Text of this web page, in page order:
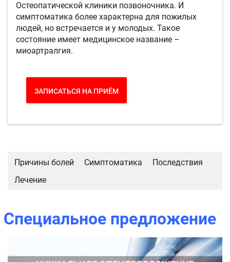
Остеопатической клиники позвоночника. И
симптоматика более характерна для пожилых
людей, но встречается и у молодых. Такое
состояние имеет медицинское название –
миоартралгия.
ЗАПИСАТЬСЯ НА ПРИЁМ
Причины болей Симптоматика
Последствия
Лечение
Специальное предложение